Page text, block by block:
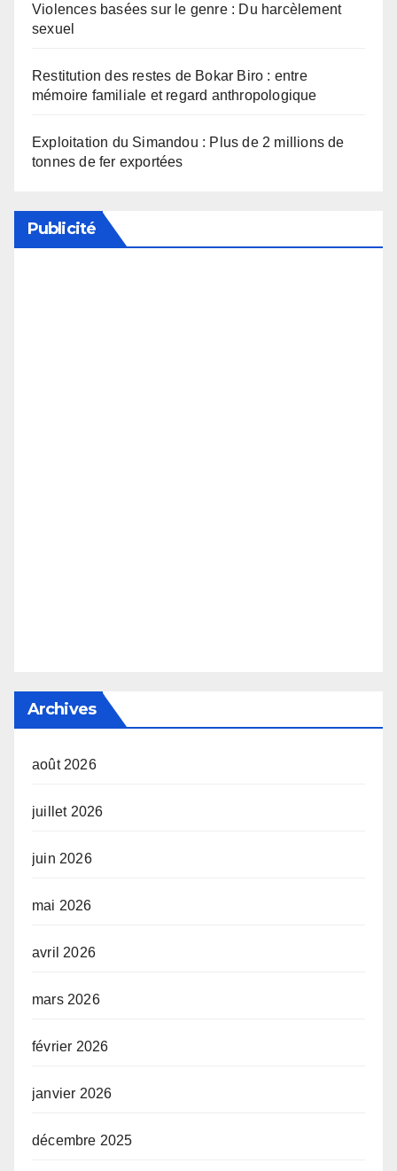
Violences basées sur le genre : Du harcèlement
sexuel
Restitution des restes de Bokar Biro : entre
mémoire familiale et regard anthropologique
Exploitation du Simandou : Plus de 2 millions de
tonnes de fer exportées
Publicité
Archives
août 2026
juillet 2026
juin 2026
mai 2026
avril 2026
mars 2026
février 2026
janvier 2026
décembre 2025